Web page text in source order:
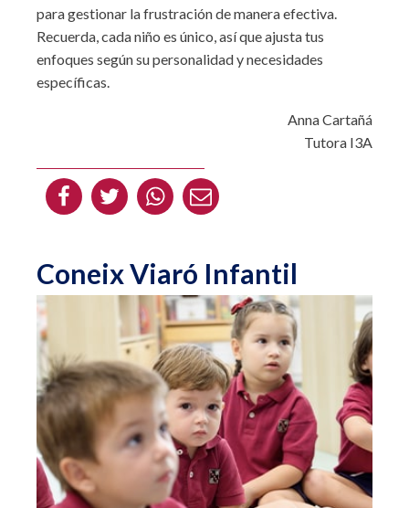
para gestionar la frustración de manera efectiva.
Recuerda, cada niño es único, así que ajusta tus
enfoques según su personalidad y necesidades
específicas.
Anna Cartañá
Tutora I3A
Coneix Viaró Infantil